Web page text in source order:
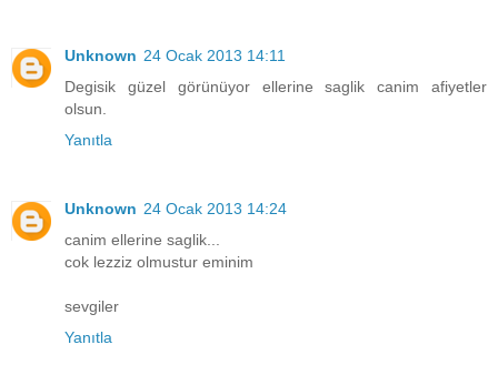
Unknown 24 Ocak 2013 14:11
Degisik güzel görünüyor ellerine saglik canim afiyetler
olsun.
Yanıtla
Unknown 24 Ocak 2013 14:24
canim ellerine saglik...
cok lezziz olmustur eminim
sevgiler
Yanıtla